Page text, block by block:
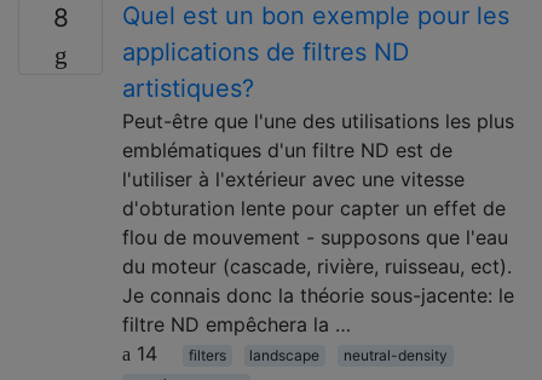
8
Quel est un bon exemple pour les
applications de filtres ND
artistiques?
Peut-être que l'une des utilisations les plus
emblématiques d'un filtre ND est de
l'utiliser à l'extérieur avec une vitesse
d'obturation lente pour capter un effet de
flou de mouvement - supposons que l'eau
du moteur (cascade, rivière, ruisseau, ect).
Je connais donc la théorie sous-jacente: le
filtre ND empêchera la …
14
filters landscape
neutral-density